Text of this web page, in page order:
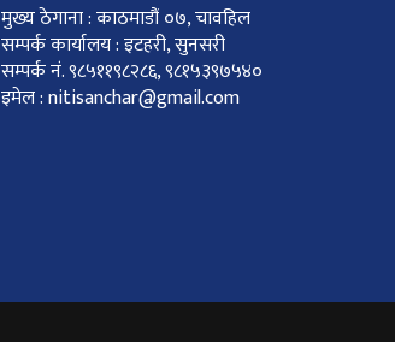
मुख्य ठेगाना : काठमाडौं ०७, चावहिल
सम्पर्क कार्यालय : इटहरी, सुनसरी
सम्पर्क नं. ९८५११९८२८६, ९८१५३९७५४०
इमेल : nitisanchar@gmail.com